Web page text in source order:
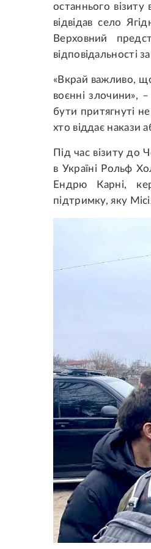
останнього
відвідав село
Верховний
відповідальності
«Вкрай важливо,
воєнні злочини»,
бути притягнуті
хто віддає накази
Під час візиту до
в Україні Рольф
Ендрю Карні,
підтримку, яку